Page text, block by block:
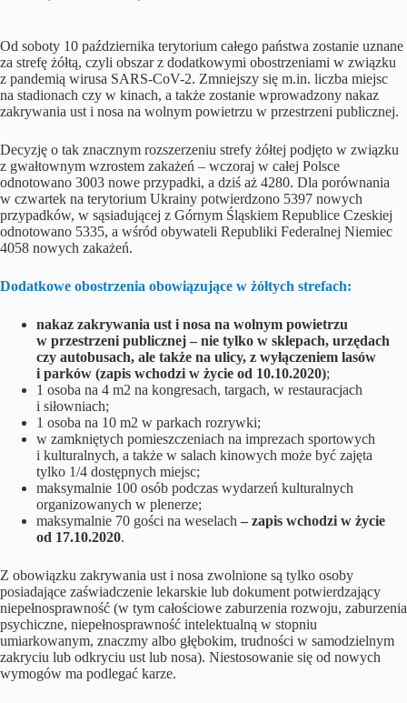
Od soboty 10 października terytorium całego państwa zostanie uznane
za strefę żółtą, czyli obszar z dodatkowymi obostrzeniami w związku
z pandemią wirusa SARS-CoV-2. Zmniejszy się m.in. liczba miejsc
na stadionach czy w kinach, a także zostanie wprowadzony nakaz
zakrywania ust i nosa na wolnym powietrzu w przestrzeni publicznej.
Decyzję o tak znacznym rozszerzeniu strefy żółtej podjęto w związku
z gwałtownym wzrostem zakażeń – wczoraj w całej Polsce
odnotowano 3003 nowe przypadki, a dziś aż 4280. Dla porównania
w czwartek na terytorium Ukrainy potwierdzono 5397 nowych
przypadków, w sąsiadującej z Górnym Śląskiem Republice Czeskiej
odnotowano 5335, a wśród obywateli Republiki Federalnej Niemiec
4058 nowych zakażeń.
Dodatkowe obostrzenia obowiązujące w żółtych strefach:
nakaz zakrywania ust i nosa na wolnym powietrzu
w przestrzeni publicznej – nie tylko w sklepach, urzędach
czy autobusach, ale także na ulicy, z wyłączeniem lasów
i parków (zapis wchodzi w życie od 10.10.2020);
1 osoba na 4 m2 na kongresach, targach, w restauracjach
i siłowniach;
1 osoba na 10 m2 w parkach rozrywki;
w zamkniętych pomieszczeniach na imprezach sportowych
i kulturalnych, a także w salach kinowych może być zajęta
tylko 1/4 dostępnych miejsc;
maksymalnie 100 osób podczas wydarzeń kulturalnych
organizowanych w plenerze;
maksymalnie 70 gości na weselach – zapis wchodzi w życie
od 17.10.2020.
Z obowiązku zakrywania ust i nosa zwolnione są tylko osoby
posiadające zaświadczenie lekarskie lub dokument potwierdzający
niepełnosprawność (w tym całościowe zaburzenia rozwoju, zaburzenia
psychiczne, niepełnosprawność intelektualną w stopniu
umiarkowanym, znaczmy albo głębokim, trudności w samodzielnym
zakryciu lub odkryciu ust lub nosa). Niestosowanie się od nowych
wymogów ma podlegać karze.